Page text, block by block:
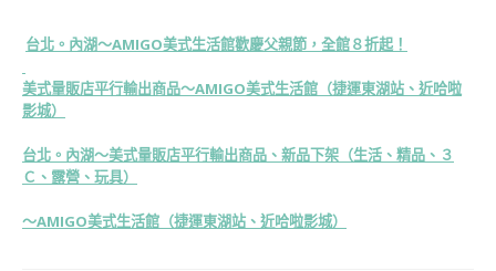
台北。內湖～AMIGO美式生活館歡慶父親節，全館８折起！
美式量販店平行輸出商品～AMIGO美式生活館（捷運東湖站、近哈啦
影城）
台北。內湖～美式量販店平行輸出商品、新品下架（生活、精品、３
Ｃ、露營、玩具）
～AMIGO美式生活館（捷運東湖站、近哈啦影城）